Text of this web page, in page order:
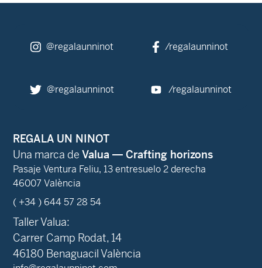
@regalaunninot /regalaunninot
@regalaunninot /regalaunninot
REGALA UN NINOT
Una marca de Valua — Crafting horizons
Pasaje Ventura Feliu, 13 entresuelo 2 derecha
46007 València
( +34 ) 644 57 28 54
Taller Valua:
Carrer Camp Rodat, 14
46180 Benaguacil València